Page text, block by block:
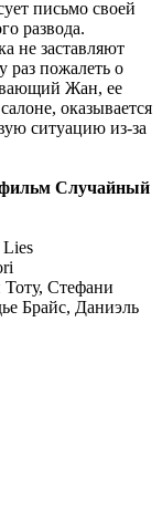
письмо своей
развода.
не заставляют
раз пожалеть о
Жан, ее
оказывается
ситуацию из-за
Случайный
Lies
Стефани
Брайс, Даниэль